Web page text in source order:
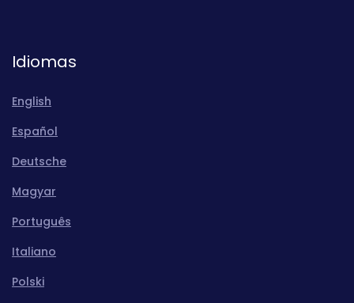
Idiomas
English
Español
Deutsche
Magyar
Português
Italiano
Polski